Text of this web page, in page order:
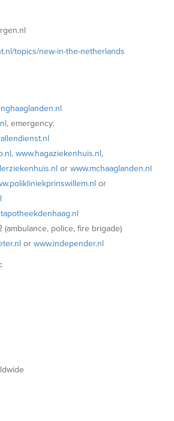
topics/new-in-the-netherlands
, emergency:
, www.hagaziekenhuis.nl,
or www.mchaaglanden.nl
or
(ambulance, police, fire brigade)
or www.independer.nl